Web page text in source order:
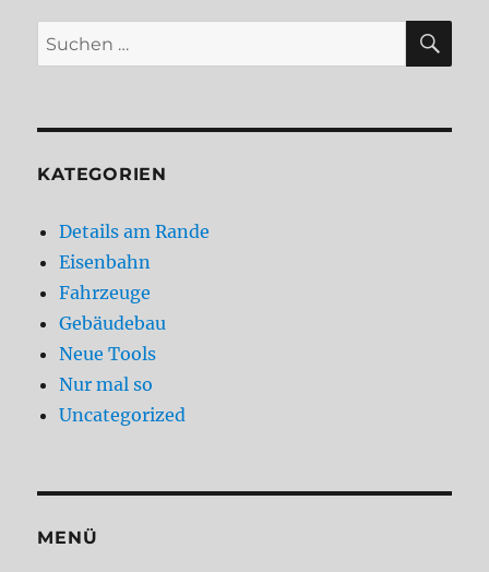
Suchen
nach:
KATEGORIEN
Details am Rande
Eisenbahn
Fahrzeuge
Gebäudebau
Neue Tools
Nur mal so
Uncategorized
MENÜ